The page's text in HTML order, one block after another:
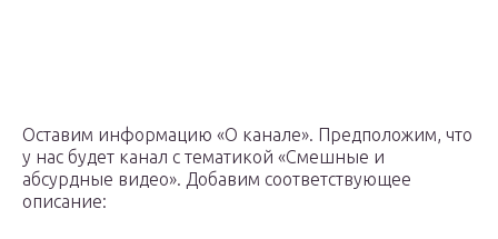
Оставим информацию «О канале». Предположим, что
у нас будет канал с тематикой «Смешные и
абсурдные видео». Добавим соответствующее
описание: